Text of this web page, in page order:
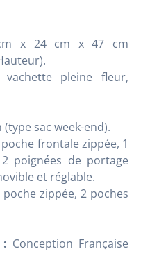
x 24 cm x 47 cm
pleine fleur,
sac week-end).
poche frontale zippée, 1
poignées de portage
et réglable.
poche zippée, 2 poches
: Conception Française